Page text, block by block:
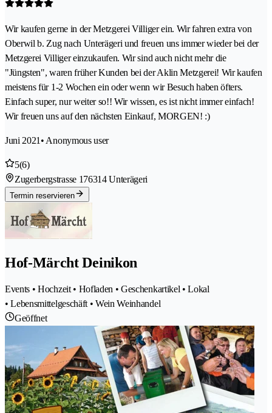
Wir kaufen gerne in der Metzgerei Villiger ein. Wir fahren extra von
Oberwil b. Zug nach Unterägeri und freuen uns immer wieder bei der
Metzgerei Villiger einzukaufen. Wir sind auch nicht mehr die
"Jüngsten", waren früher Kunden bei der Aklin Metzgerei! Wir kaufen
meistens für 1-2 Wochen ein oder wenn wir Besuch haben öfters.
Einfach super, nur weiter so!! Wir wissen, es ist nicht immer einfach!
Wir freuen uns auf den nächsten Einkauf, MORGEN! :)
Juni 2021• Anonymous user
5(6)
Zugerbergstrasse 176314 Unterägeri
Termin reservieren
Hof-Märcht Deinikon
Events • Hochzeit • Hofladen • Geschenkartikel • Lokal
• Lebensmittelgeschäft • Wein Weinhandel
Geöffnet